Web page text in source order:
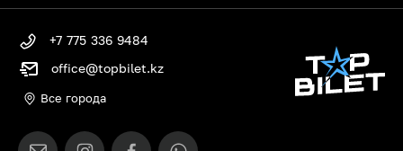
+7 775 336 9484
office@topbilet.kz
Все города